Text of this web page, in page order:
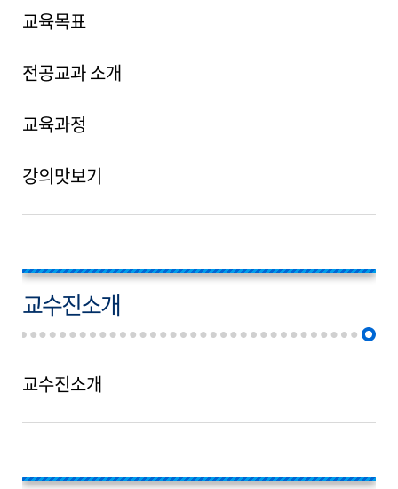
교육목표
전공교과 소개
교육과정
강의맛보기
교수진소개
교수진소개